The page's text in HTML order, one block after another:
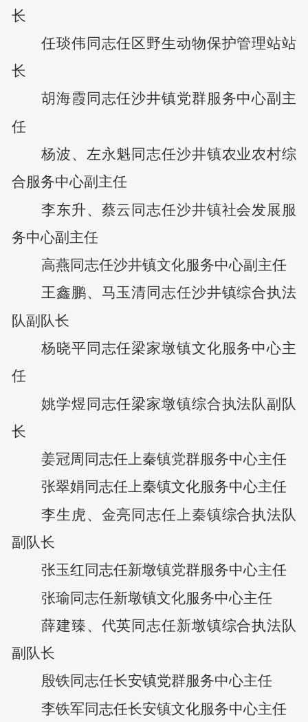
长
任琰伟 同志任区野生动物保护管理站站
长
胡海霞 同志任沙井镇党群服务中心副主
任
杨波、 左永魁 同志任沙井镇农业农村综
合服务中心副主任
李东升、 蔡云 同志任沙井镇社会发展服
务中心副主任
高燕 同志任沙井镇文化服务中心副主任
王鑫鹏、 马玉清 同志任沙井镇综合执法
队副队长
杨晓平同志任梁家墩镇文化服务中心主
任
姚学煜 同志任梁家墩镇综合执法队副队
长
姜冠周 同志任上秦镇党群服务中心主任
张翠娟 同志任上秦镇文化服务中心主任
李生虎、 金亮 同志任上秦镇综合执法队
副队长
张玉红 同志任新墩镇党群服务中心主任
张瑜同志任新墩镇文化服务中心主任
薛建臻、 代英同志任新墩镇综合执法队
副队长
殷铁 同志任长安镇党群服务中心主任
李铁军同志任长安镇文化服务中心主任